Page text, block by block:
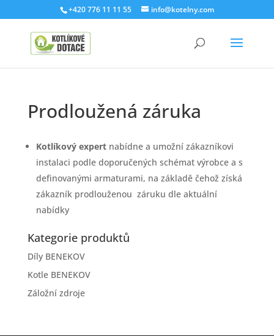
+420 776 11 11 55 info@kotelny.com
Prodloužená záruka
Kotlíkový expertnabídne a umožní zákazníkovi
instalaci podle doporučených schémat výrobce a s
definovanými armaturami, na základě čehož získá
zákazník prodlouženou záruku dle aktuální
nabídky
Kategorie produktů
Díly BENEKOV
Kotle BENEKOV
Záložní zdroje